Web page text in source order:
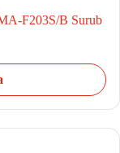
F203S/B Surub